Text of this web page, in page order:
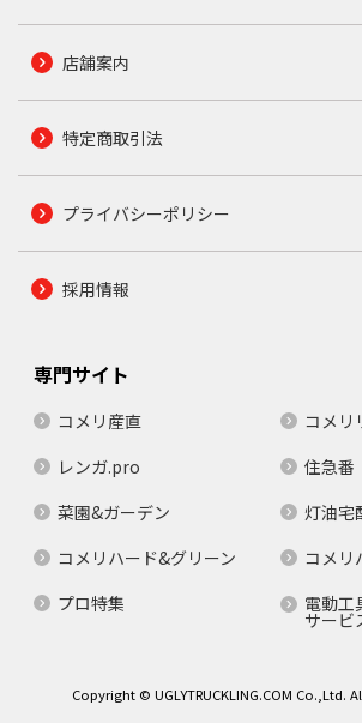
店舗案内
特定商取引法
プライバシーポリシー
採用情報
専門サイト
コメリ産直
コメリ
レンガ.pro
住急番
菜園&ガーデン
灯油宅
コメリハード&グリーン
コメリ
プロ特集
電動工
サービ
Copyright © UGLYTRUCKLING.COM Co.,Ltd.